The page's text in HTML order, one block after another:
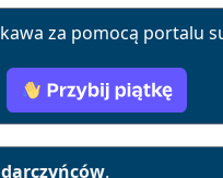
za pomocą portalu
.